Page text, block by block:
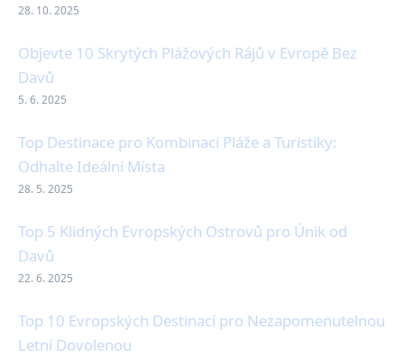
28. 10. 2025
Objevte 10 Skrytých Plážových Rájů v Evropě Bez
Davů
5. 6. 2025
Top Destinace pro Kombinaci Pláže a Turistiky:
Odhalte Ideální Místa
28. 5. 2025
Top 5 Klidných Evropských Ostrovů pro Únik od
Davů
22. 6. 2025
Top 10 Evropských Destinací pro Nezapomenutelnou
Letní Dovolenou